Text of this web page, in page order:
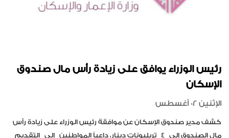
رئيس الوزراء يوافق على زيادة رأس مال صندوق
الإسكان
الإثنين 02 أغسطس
كشف مدير صندوق الإسكان عن موافقة رئيس الوزراء على زيادة رأس
مال الصندوق إلى 4 تريليونات دينار، داعياً المواطنين إلى التقديم